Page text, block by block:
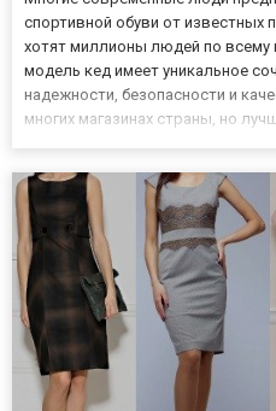
спортивной обуви от известных
хотят миллионы людей по всему
модель кед имеет уникальное
надежности, безопасности и
многих магазинах страны, но
Популярные и с...